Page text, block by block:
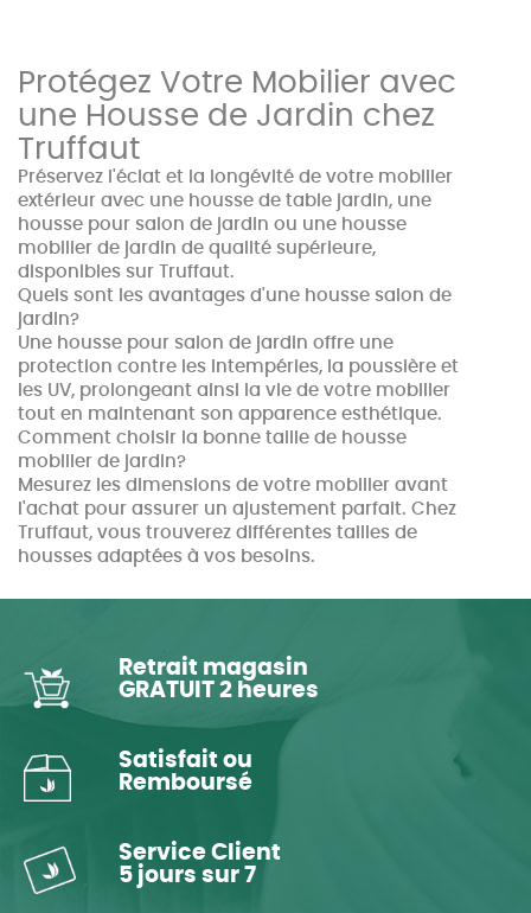
Protégez Votre Mobilier avec
une Housse de Jardin chez
Truffaut
Préservez l'éclat et la longévité de votre mobilier
extérieur avec une housse de table jardin, une
housse pour salon de jardin ou une housse
mobilier de jardin de qualité supérieure,
disponibles sur Truffaut.
Quels sont les avantages d'une housse salon de
jardin?
Une housse pour salon de jardin offre une
protection contre les intempéries, la poussière et
les UV, prolongeant ainsi la vie de votre mobilier
tout en maintenant son apparence esthétique.
Comment choisir la bonne taille de housse
mobilier de jardin?
Mesurez les dimensions de votre mobilier avant
l'achat pour assurer un ajustement parfait. Chez
Truffaut, vous trouverez différentes tailles de
housses adaptées à vos besoins.
Retrait magasin
GRATUIT 2 heures
Satisfait ou
Remboursé
Service Client
5 jours sur 7